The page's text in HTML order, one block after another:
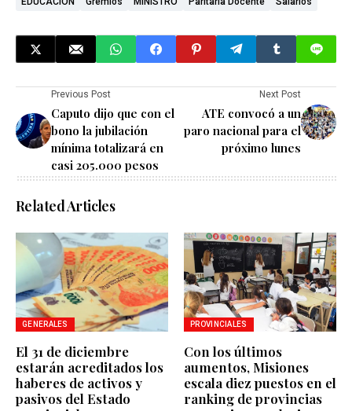
Previous Post
Caputo dijo que con el
bono la jubilación
mínima totalizará en
casi 205.000 pesos
Next Post
ATE convocó a un
paro nacional para el
próximo lunes
Related Articles
GENERALES
El 31 de diciembre
estarán acreditados los
haberes de activos y
pasivos del Estado
PROVINCIALES
Con los últimos
aumentos, Misiones
escala diez puestos en el
ranking de provincias